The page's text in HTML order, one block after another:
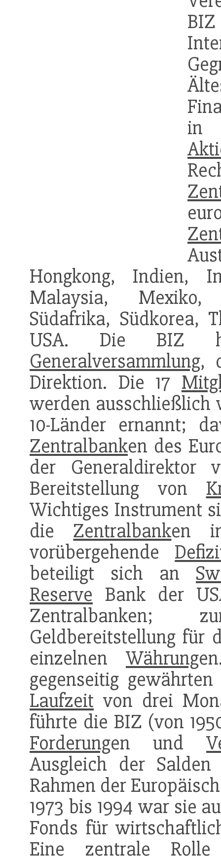
Hongkong, Indien,
Malaysia, Mexiko,
Südafrika, Südkorea,
USA. Die BIZ
Generalversammlung,
Direktion. Die 17
werden ausschließlich
10-Länder ernannt;
Zentralbanken des
der
Bereitstellung von
Wichtiges Instrument
die Zentralbanken
vorübergehende
beteiligt sich an
Reserve Bank der
Zentralbanken;
Geldbereitstellung für
einzelnen Währung
gegenseitig
Laufzeit von drei
führte die BIZ (von
Forderungen und
Ausgleich der
Rahmen der
1973 bis 1994 war sie
Fonds für
Eine zentrale